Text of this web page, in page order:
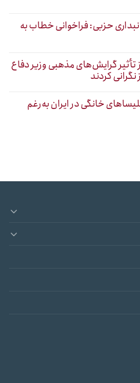
حزبی: فراخوانی خطاب به
گرایش‌های مذهبی وزیر دفاع
نگرانی کردند
خانگی در ایران به‌رغم